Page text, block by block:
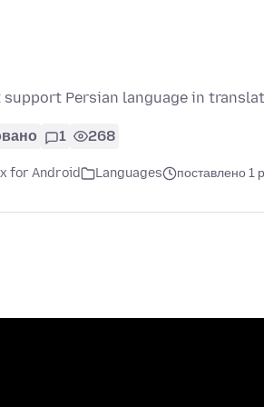
support Persian language in
1 268
for Android Languages поставлено 1